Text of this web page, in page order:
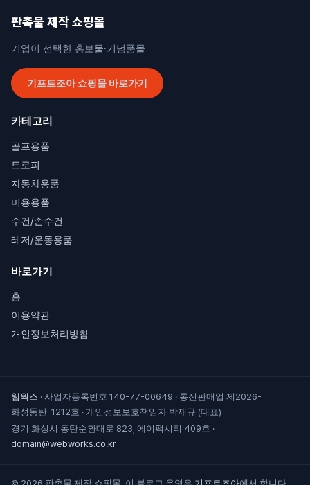
판촉물 제작 쇼핑몰
기업이 선택한 홍보물·기념품몰
기프트조아 쇼핑몰 바로가기
카테고리
골프용품
트로피
자동차용품
미용용품
수건/손수건
레저/운동용품
바로가기
홈
이용약관
개인정보처리방침
웹웍스 · 사업자등록번호 140-77-00649 · 통신판매업 제2026-
화성동탄-1212호 · 개인정보보호책임자 박재규 (대표)
경기 화성시 동탄순환대로 823, 에이팩시티 409호 ·
domain@webworks.co.kr
© 2026 판촉물 제작 쇼핑몰. 이 블로그 운영은 기프트조아에서 합니다.